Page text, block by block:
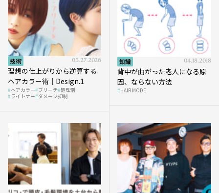
技術 03.27.2026
理想の仕上がりから逆算する
ヘアカラー術｜Design.1
ヘアカラー ブリーチ 処理剤
ライトナー ダメージ抑制
知識 04.18.2018
背中が曲がった老人になる原
因、ならない方法
HAIR MODE